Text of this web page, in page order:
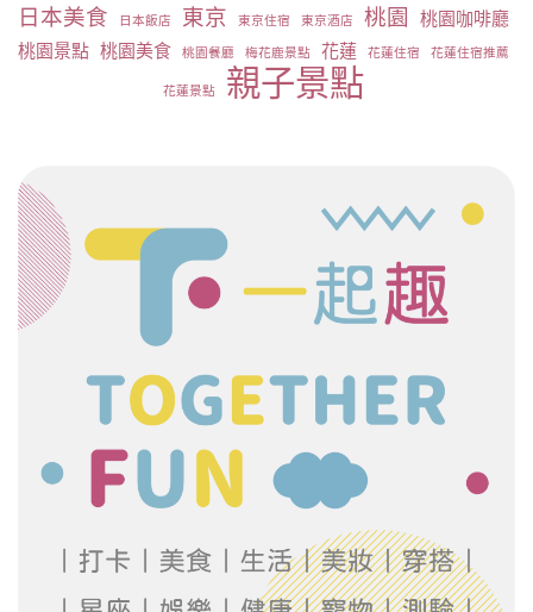
日本美食 日本飯店 東京 東京住宿 東京酒店 桃園
桃園咖啡廳
桃園景點 桃園美食 桃園餐廳 梅花鹿景點 花蓮 花蓮住宿 花蓮住宿推薦
花蓮景點 親子景點